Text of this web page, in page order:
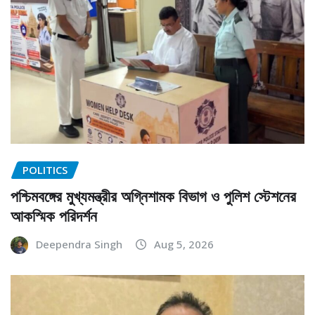
POLITICS
পশ্চিমবঙ্গের মুখ্যমন্ত্রীর অগ্নিশামক বিভাগ ও পুলিশ স্টেশনের
আকস্মিক পরিদর্শন
Deependra Singh Aug 5, 2026